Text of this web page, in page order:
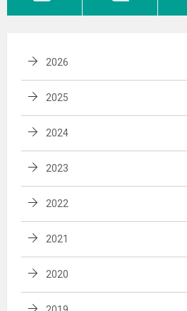
2026
2025
2024
2023
2022
2021
2020